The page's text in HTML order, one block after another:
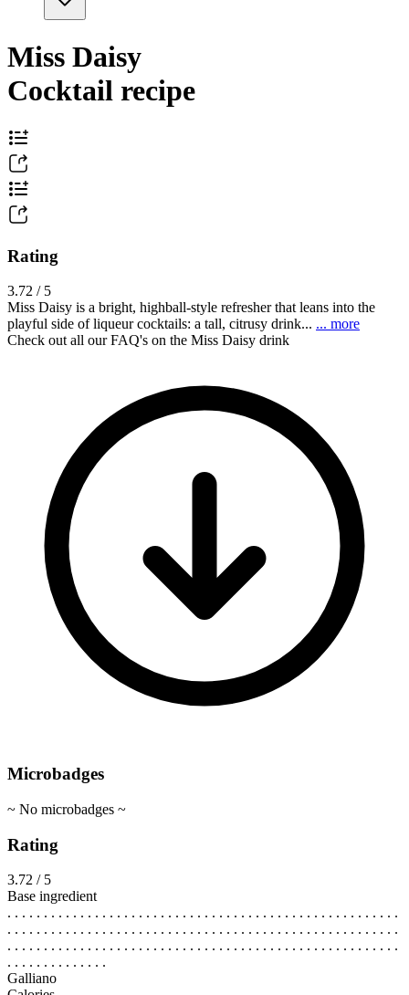
Miss Daisy
Cocktail recipe
Rating
3.72 / 5
Miss Daisy is a bright, highball-style refresher that leans into the
playful side of liqueur cocktails: a tall, citrusy drink... ... more
Check out all our FAQ's on the Miss Daisy drink
Microbadges
~ No microbadges ~
Rating
3.72 / 5
Base ingredient
. . . . . . . . . . . . . . . . . . . . . . . . . . . . . . . . . . . . . . . . . . . . . . . . . . . . . .
. . . . . . . . . . . . . . . . . . . . . . . . . . . . . . . . . . . . . . . . . . . . . . . . . . . . . .
. . . . . . . . . . . . . . . . . . . . . . . . . . . . . . . . . . . . . . . . . . . . . . . . . . . . . .
. . . . . . . . . . . . . .
Galliano